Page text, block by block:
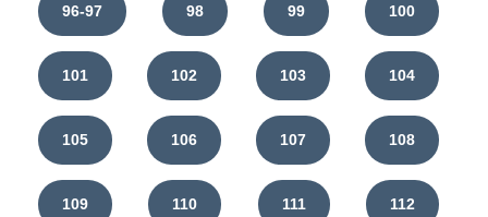
96-97 98 99 100
101 102 103 104
105 106 107 108
109 110 111 112